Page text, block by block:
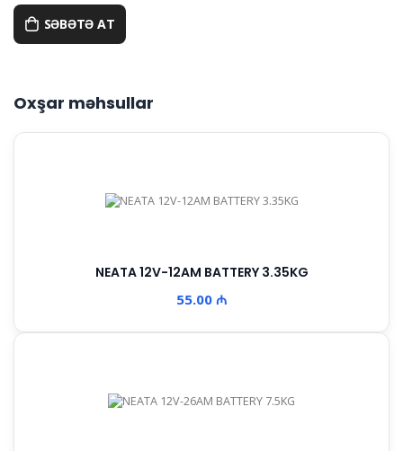
SƏBƏTƏ AT
Oxşar məhsullar
NEATA 12V-12AM BATTERY 3.35KG
55.00 ₼